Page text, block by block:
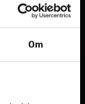
Om
Det er veldig
vår for